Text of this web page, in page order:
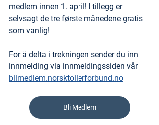
medlem innen 1. april! I tillegg er
selvsagt de tre første månedene gratis
som vanlig!
For å delta i trekningen sender du inn
innmelding via innmeldingssiden vår
blimedlem.norsktollerforbund.no
Bli Medlem